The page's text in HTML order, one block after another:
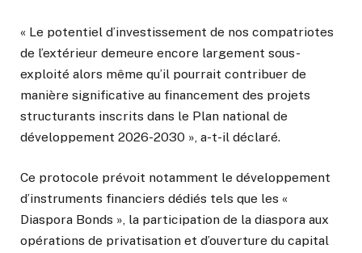
« Le potentiel d’investissement de nos compatriotes
de l’extérieur demeure encore largement sous-
exploité alors même qu’il pourrait contribuer de
manière significative au financement des projets
structurants inscrits dans le Plan national de
développement 2026-2030 », a-t-il déclaré.
Ce protocole prévoit notamment le développement
d’instruments financiers dédiés tels que les «
Diaspora Bonds », la participation de la diaspora aux
opérations de privatisation et d’ouverture du capital